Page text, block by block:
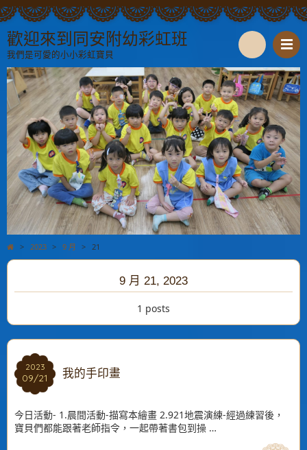
歡迎來到同安附幼彩虹班
我們是可愛的小小彩虹寶貝
S
e
a
r
c
h
> 2023 > 9 月 > 21
9 月 21, 2023
1 posts
2023
09/21
2023
09/21 我的手印畫
今日活動- 1.晨間活動-描寫本繪畫 2.921地震演練-經過練習後，
寶貝們都能跟著老師指令，一起帶著書包到操 …